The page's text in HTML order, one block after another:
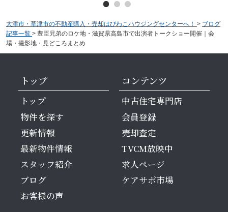
大津市・草津市の不動産購入・売却はびわこハウジングセンターへ！ > ブログ
記事一覧 > 豊臣兄弟のロケ地・滋賀県高島市で出演者トークショー開催｜会
場・撮影地・見どころまとめ
トップ
トップ
物件を探す
更新情報
最新物件情報
スタッフ紹介
ブログ
お客様の声
コンテンツ
中古住宅専門店
会員登録
売却査定
TVCM放映中
求人ページ
ケアサポ市場